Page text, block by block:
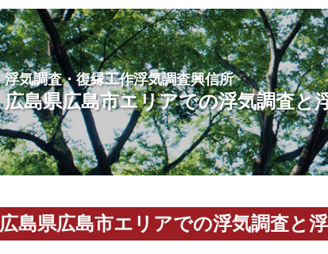
浮気調査・復縁工作浮気調査興信所
広島県広島市エリアでの浮気調査と
広島県広島市エリアでの浮気調査と